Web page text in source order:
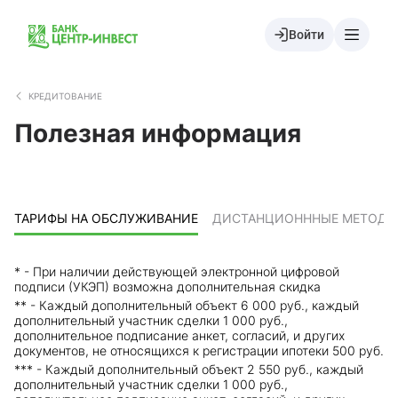
Войти
КРЕДИТОВАНИЕ
Полезная информация
ТАРИФЫ НА ОБСЛУЖИВАНИЕ ДИСТАНЦИОНННЫЕ
* - При наличии действующей электронной цифровой
подписи (УКЭП) возможна дополнительная скидка
** - Каждый дополнительный объект 6 000 руб., каждый
дополнительный участник сделки 1 000 руб.,
дополнительное подписание анкет, согласий, и других
документов, не относящихся к регистрации ипотеки 500 руб.
*** - Каждый дополнительный объект 2 550 руб., каждый
дополнительный участник сделки 1 000 руб.,